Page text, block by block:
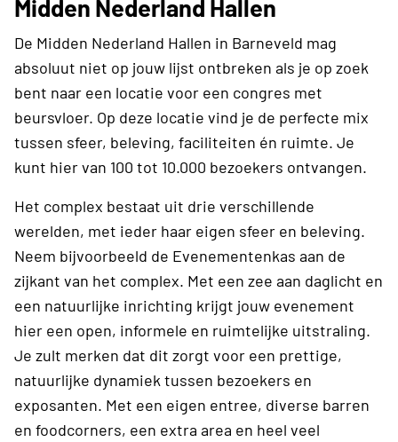
Midden Nederland Hallen
De Midden Nederland Hallen in Barneveld mag
absoluut niet op jouw lijst ontbreken als je op zoek
bent naar een locatie voor een congres met
beursvloer. Op deze locatie vind je de perfecte mix
tussen sfeer, beleving, faciliteiten én ruimte. Je
kunt hier van 100 tot 10.000 bezoekers ontvangen.
Het complex bestaat uit drie verschillende
werelden, met ieder haar eigen sfeer en beleving.
Neem bijvoorbeeld de Evenementenkas aan de
zijkant van het complex. Met een zee aan daglicht en
een natuurlijke inrichting krijgt jouw evenement
hier een open, informele en ruimtelijke uitstraling.
Je zult merken dat dit zorgt voor een prettige,
natuurlijke dynamiek tussen bezoekers en
exposanten. Met een eigen entree, diverse barren
en foodcorners, een extra area en heel veel